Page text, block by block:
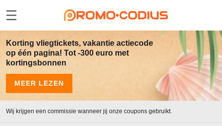
Korting vliegtickets, vakantie actiecode
op één pagina! Tot -300 euro met
kortingsbonnen
MEER LEZEN
Wij krijgen een commissie wanneer jij onze coupons gebruikt.